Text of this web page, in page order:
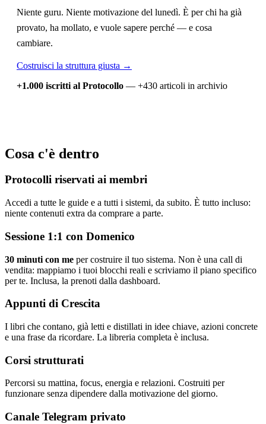
Niente guru. Niente motivazione del lunedì. È per chi ha già
provato, ha mollato, e vuole sapere perché — e cosa
cambiare.
Costruisci la struttura giusta →
+1.000 iscritti al Protocollo — +430 articoli in archivio
Cosa c'è dentro
Protocolli riservati ai membri
Accedi a tutte le guide e a tutti i sistemi, da subito. È tutto incluso:
niente contenuti extra da comprare a parte.
Sessione 1:1 con Domenico
30 minuti con me per costruire il tuo sistema. Non è una call di
vendita: mappiamo i tuoi blocchi reali e scriviamo il piano specifico
per te. Inclusa, la prenoti dalla dashboard.
Appunti di Crescita
I libri che contano, già letti e distillati in idee chiave, azioni concrete
e una frase da ricordare. La libreria completa è inclusa.
Corsi strutturati
Percorsi su mattina, focus, energia e relazioni. Costruiti per
funzionare senza dipendere dalla motivazione del giorno.
Canale Telegram privato